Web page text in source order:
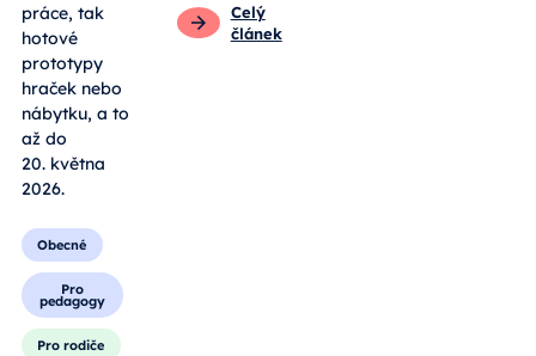
práce, tak
hotové
prototypy
hraček nebo
nábytku, a to
až do
20. května
2026.
Obecné
Pro
pedagogy
Pro rodiče
Celý
článek